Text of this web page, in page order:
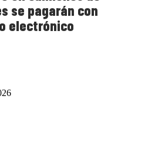
se pagarán con
electrónico